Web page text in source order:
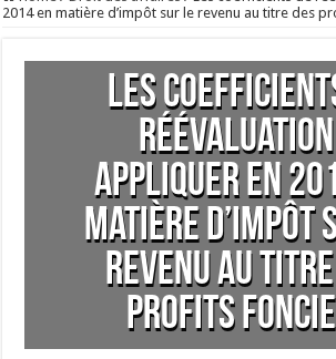
2014 en matière d’impôt sur le revenu au titre des
Les
appliquer en
matière d’impôt
revenu au titre
profits